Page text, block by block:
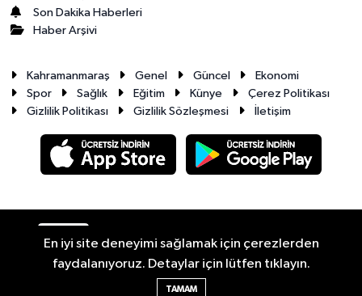
Son Dakika Haberleri
Haber Arşivi
Kahramanmaraş Genel Güncel
Ekonomi
Spor
Sağlık Eğitim Künye
Çerez Politikası
Gizlilik Politikası
Gizlilik Sözleşmesi İletişim
Haber Yazılımı:
En iyi site deneyimi sağlamak için çerezlerden
faydalanıyoruz. Detaylar için lütfen tıklayın.
TAMAM